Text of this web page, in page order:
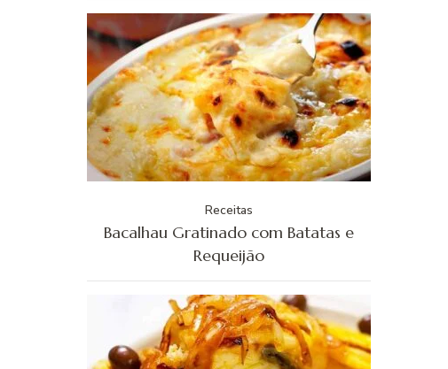
Receitas
Bacalhau Gratinado com Batatas e
Requeijão